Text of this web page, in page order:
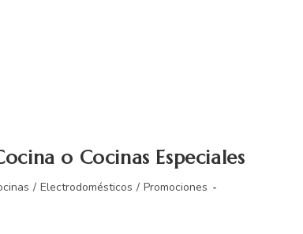
o Cocinas Especiales
/ Electrodomésticos / Promociones